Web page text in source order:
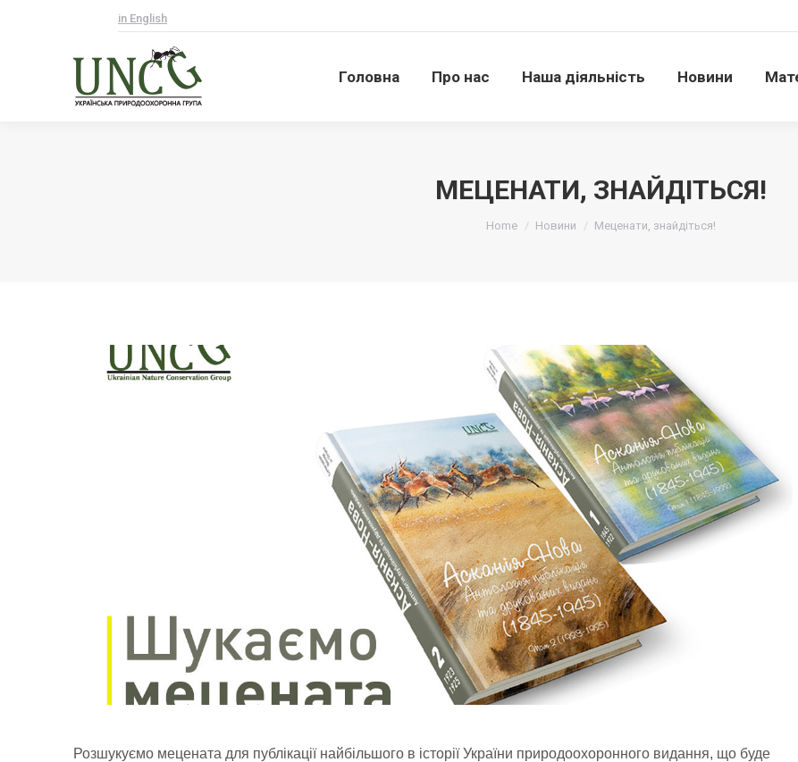
in English
Головна Про нас Наша діяльність Новини
МЕЦЕНАТИ, ЗНАЙДІТЬСЯ!
Home Новини Меценати, знайдіться!
Розшукуємо мецената для публікації найбільшого в історії України природоохоронного видання, що буде
Головна Про нас Наша діяльність Новини